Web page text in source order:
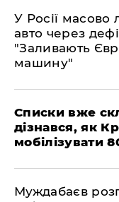
У Росії масово
авто через
"Заливають
машину"
Списки вже
дізнався, як
мобілізувати
Муждабаєв